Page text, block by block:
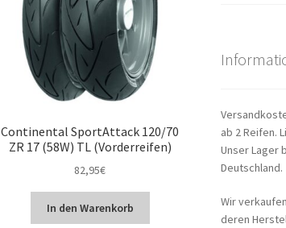
Continental SportAttack 120/70
ZR 17 (58W) TL (Vorderreifen)
82,95€
In den Warenkorb
ab 2 Reifen.
Unser Lager
Deutschland.
Wir
deren